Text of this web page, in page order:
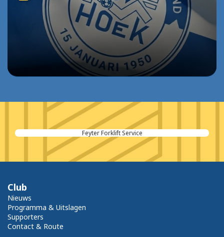
Feyter Forklift Service
Club
Nieuws
Programma & Uitslagen
Supporters
Contact & Route